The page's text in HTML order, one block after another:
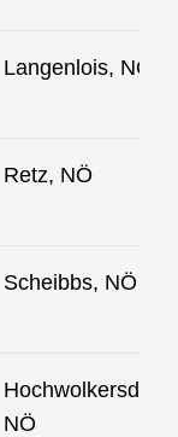
Langenlois, NÖ
Retz, NÖ
Scheibbs, NÖ
Hochwolkersdorf,
NÖ